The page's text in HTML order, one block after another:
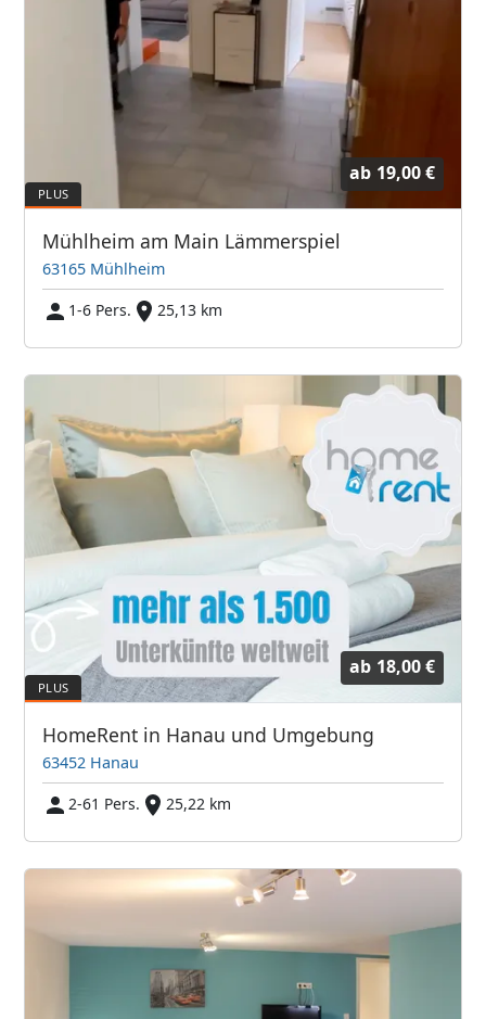
ab 19,00 €
Mühlheim am Main Lämmerspiel
63165 Mühlheim
1-6 Pers.
25,13 km
ab 18,00 €
HomeRent in Hanau und Umgebung
63452 Hanau
2-61 Pers.
25,22 km